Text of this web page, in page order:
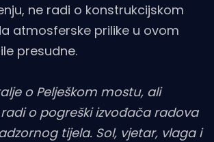
ne radi o konstrukcijskom
atmosferske prilike u ovom
presudne.
o Pelješkom mostu, ali
o pogreški izvođača radova
tijela. Sol, vjetar, vlaga i